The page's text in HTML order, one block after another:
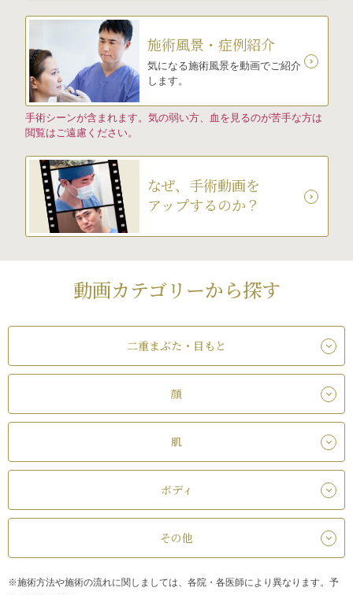
施術風景・症例紹介
気になる施術風景を動画でご紹介
します。
手術シーンが含まれます。気の弱い方、血を見るのが苦手な方は
閲覧はご遠慮ください。
なぜ、手術動画を
アップするのか？
動画カテゴリーから探す
二重まぶた・目もと
顔
肌
ボディ
その他
※施術方法や施術の流れに関しましては、各院・各医師により異なります。予